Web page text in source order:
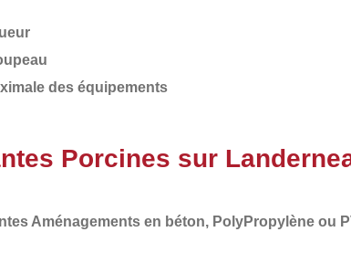
des équipements
Porcines sur
Aménagements en béton, PolyPropylène ou